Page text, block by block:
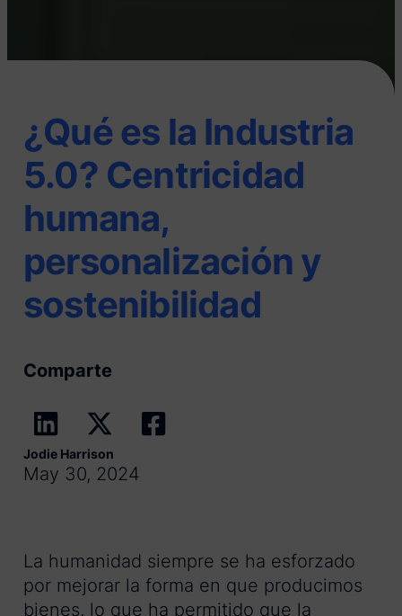
¿Qué es la Industria
5.0? Centricidad
humana,
personalización y
sostenibilidad
Comparte
Jodie Harrison
May 30, 2024
La humanidad siempre se ha esforzado
por mejorar la forma en que producimos
bienes, lo que ha permitido que la